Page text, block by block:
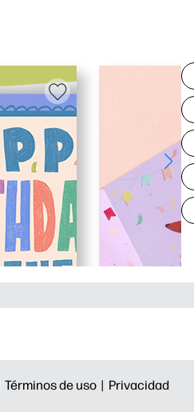
Términos de uso | Privacidad